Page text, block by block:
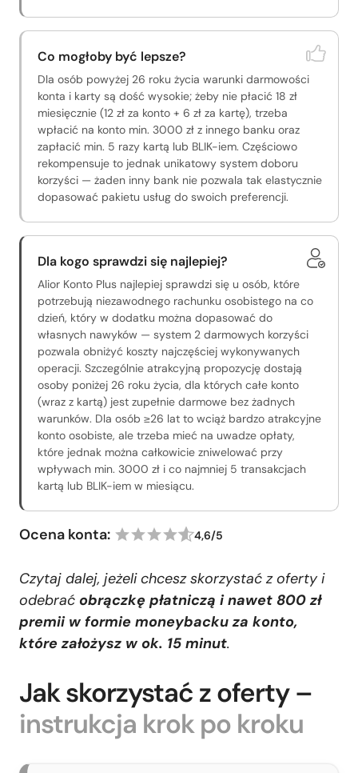
Co mogłoby być lepsze?
Dla osób powyżej 26 roku życia warunki darmowości
konta i karty są dość wysokie; żeby nie płacić 18 zł
miesięcznie (12 zł za konto + 6 zł za kartę), trzeba
wpłacić na konto min. 3000 zł z innego banku oraz
zapłacić min. 5 razy kartą lub BLIK-iem. Częściowo
rekompensuje to jednak unikatowy system doboru
korzyści — żaden inny bank nie pozwala tak elastycznie
dopasować pakietu usług do swoich preferencji.
Dla kogo sprawdzi się najlepiej?
Alior Konto Plus najlepiej sprawdzi się u osób, które
potrzebują niezawodnego rachunku osobistego na co
dzień, który w dodatku można dopasować do
własnych nawyków — system 2 darmowych korzyści
pozwala obniżyć koszty najczęściej wykonywanych
operacji. Szczególnie atrakcyjną propozycję dostają
osoby poniżej 26 roku życia, dla których całe konto
(wraz z kartą) jest zupełnie darmowe bez żadnych
warunków. Dla osób ≥26 lat to wciąż bardzo atrakcyjne
konto osobiste, ale trzeba mieć na uwadze opłaty,
które jednak można całkowicie zniwelować przy
wpływach min. 3000 zł i co najmniej 5 transakcjach
kartą lub BLIK-iem w miesiącu.
Ocena konta: 4,6/5
Czytaj dalej, jeżeli chcesz skorzystać z oferty i
odebrać obrączkę płatniczą i nawet 800 zł
premii w formie moneybacku za konto,
które założysz w ok. 15 minut.
Jak skorzystać z oferty –
instrukcja krok po kroku